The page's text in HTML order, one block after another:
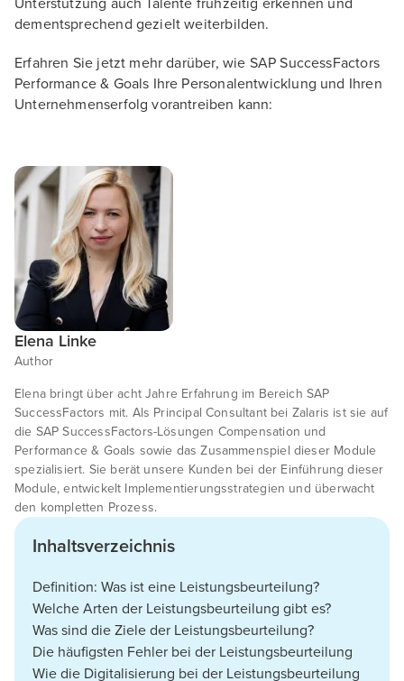
Unterstützung auch Talente frühzeitig erkennen und
dementsprechend gezielt weiterbilden.
Erfahren Sie jetzt mehr darüber, wie SAP SuccessFactors
Performance & Goals Ihre Personalentwicklung und Ihren
Unternehmenserfolg vorantreiben kann:
Elena Linke
Author
Elena bringt über acht Jahre Erfahrung im Bereich SAP
SuccessFactors mit. Als Principal Consultant bei Zalaris ist sie auf
die SAP SuccessFactors-Lösungen Compensation und
Performance & Goals sowie das Zusammenspiel dieser Module
spezialisiert. Sie berät unsere Kunden bei der Einführung dieser
Module, entwickelt Implementierungsstrategien und überwacht
den kompletten Prozess.
Inhaltsverzeichnis
Definition: Was ist eine Leistungsbeurteilung?
Welche Arten der Leistungsbeurteilung gibt es?
Was sind die Ziele der Leistungsbeurteilung?
Die häufigsten Fehler bei der Leistungsbeurteilung
Wie die Digitalisierung bei der Leistungsbeurteilung